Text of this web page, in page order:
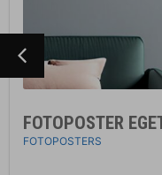
FOTOPOSTER
FOTOPOSTERS